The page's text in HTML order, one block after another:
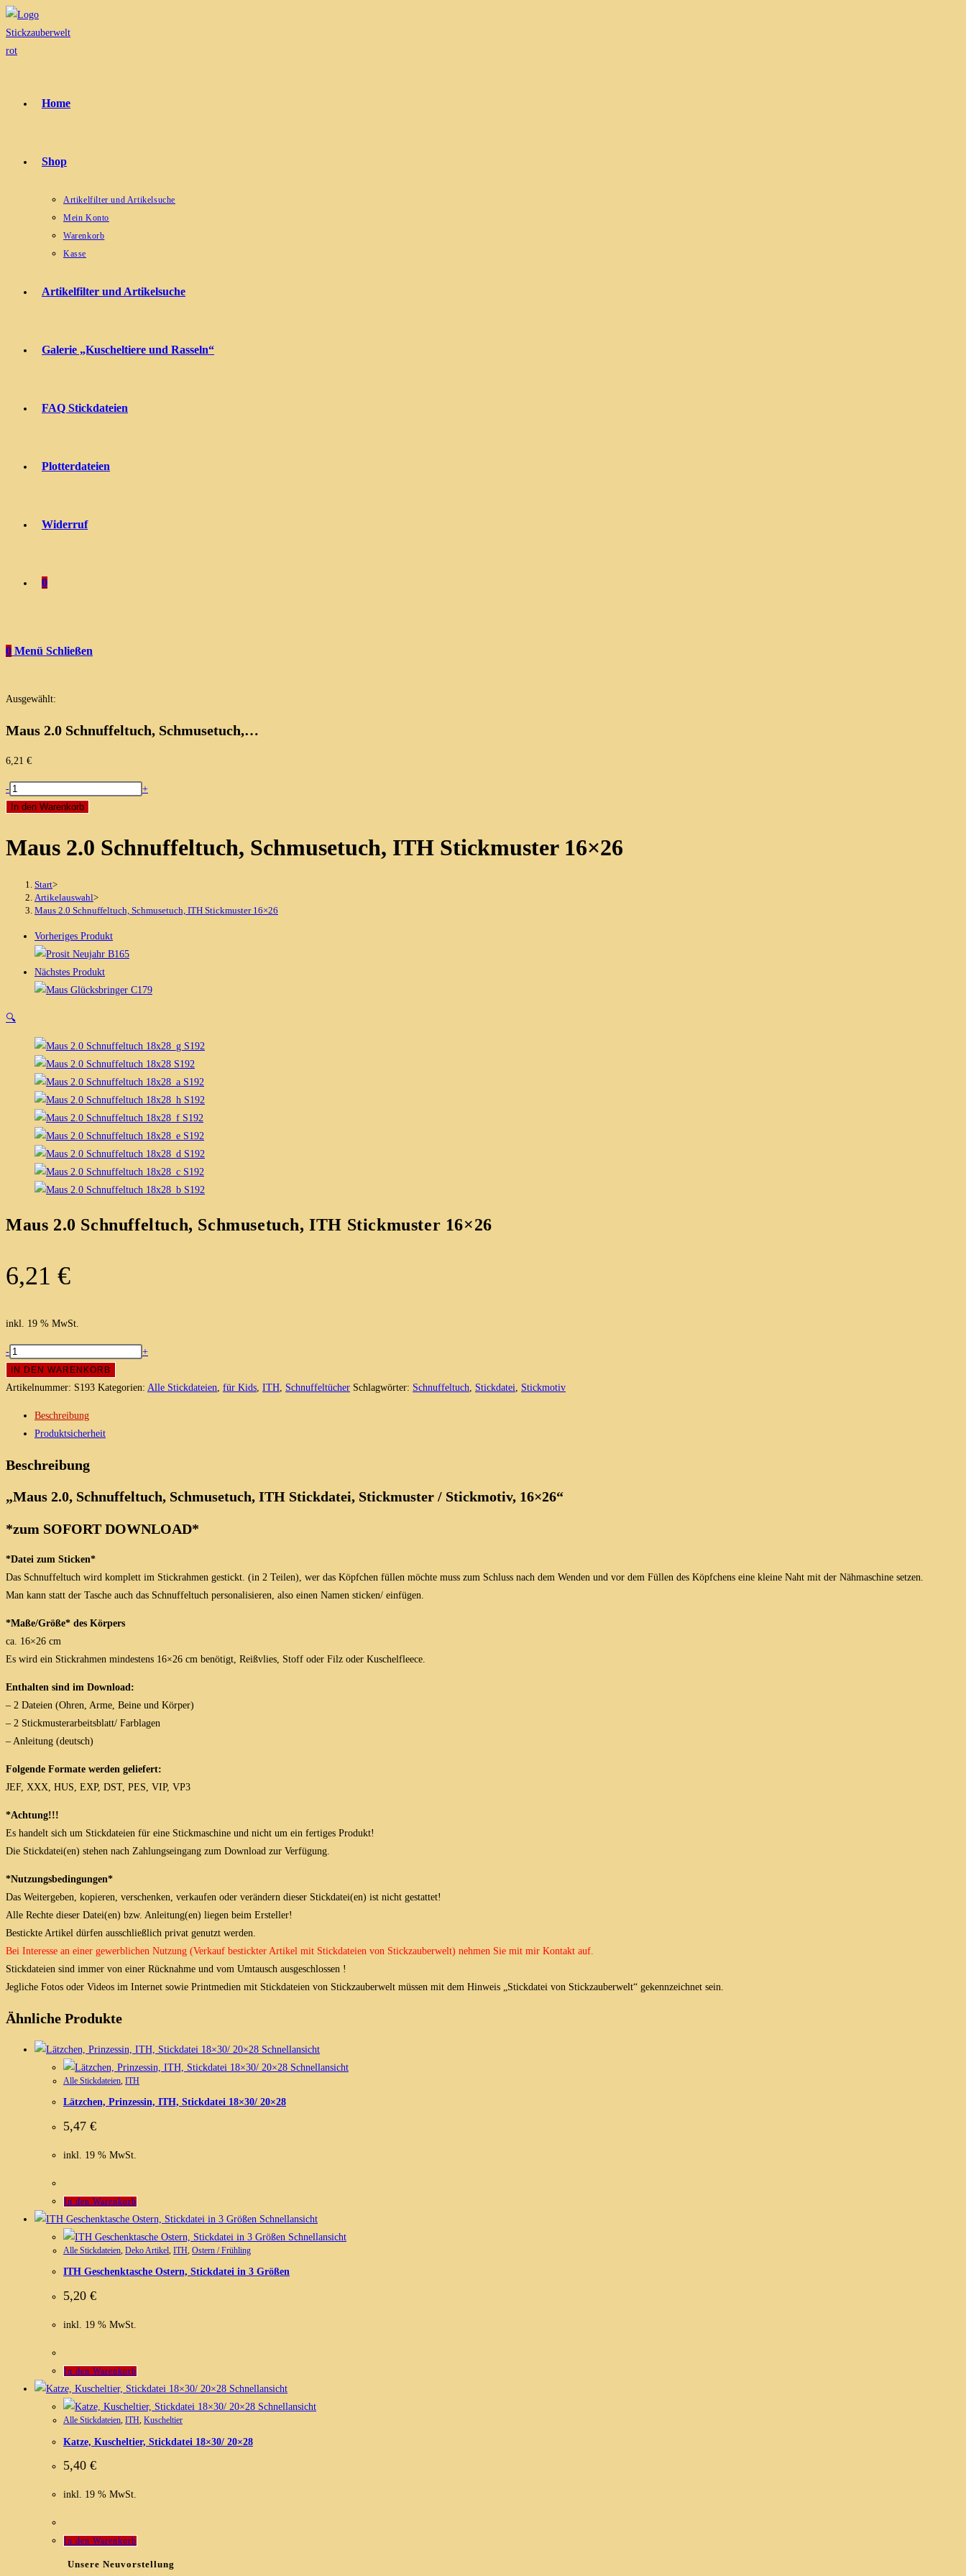
Zum
Inhalt
springen
Home
Shop
Artikelfilter und Artikelsuche
Mein Konto
Warenkorb
Kasse
Artikelfilter und Artikelsuche
Galerie „Kuscheltiere und Rasseln“
FAQ Stickdateien
Plotterdateien
Widerruf
0
0 Menü Schließen
Ausgewählt:
Maus 2.0 Schnuffeltuch, Schmusetuch,…
6,21 €
Maus
2.0
Schmusetuch,
16x26
Menge
-
+
In den Warenkorb
Maus 2.0 Schnuffeltuch, Schmusetuch, ITH Stickmuster 16×26
Start>
Artikelauswahl>
Maus 2.0 Schnuffeltuch, Schmusetuch, ITH Stickmuster 16×26
Vorheriges Produkt
Nächstes Produkt
🔍
Maus 2.0 Schnuffeltuch, Schmusetuch, ITH Stickmuster 16×26
6,21 €
inkl. 19 % MwSt.
Maus
2.0
Schnuffeltuch,
Stickmuster
16x26
- +
IN DEN WARENKORB
Artikelnummer: S193 Kategorien: Alle Stickdateien für Kids ITH Schnuffeltücher Schlagwörter: Schnuffeltuch Stickdatei Stickmotiv
Beschreibung
Produktsicherheit
Beschreibung
„Maus 2.0, Schnuffeltuch, Schmusetuch, ITH Stickdatei, Stickmuster / Stickmotiv, 16×26“
*zum SOFORT DOWNLOAD*
*Datei zum Sticken*
Das Schnuffeltuch wird komplett im Stickrahmen gestickt. (in 2 Teilen), wer das Köpfchen füllen möchte muss zum Schluss nach dem Wenden und vor dem Füllen des Köpfchens eine kleine Naht mit der Nähmaschine setzen.
Man kann statt der Tasche auch das Schnuffeltuch personalisieren, also einen Namen sticken/ einfügen.
*Maße/Größe* des Körpers
ca. 16×26 cm
Es wird ein Stickrahmen mindestens 16×26 cm benötigt, Reißvlies, Stoff oder Filz oder Kuschelfleece.
Enthalten sind im Download:
– 2 Dateien (Ohren, Arme, Beine und Körper)
– 2 Stickmusterarbeitsblatt/ Farblagen
– Anleitung (deutsch)
Folgende Formate werden geliefert:
JEF, XXX, HUS, EXP, DST, PES, VIP, VP3
*Achtung!!!
Es handelt sich um Stickdateien für eine Stickmaschine und nicht um ein fertiges Produkt!
Die Stickdatei(en) stehen nach Zahlungseingang zum Download zur Verfügung.
*Nutzungsbedingungen*
Das Weitergeben, kopieren, verschenken, verkaufen oder verändern dieser Stickdatei(en) ist nicht gestattet!
Alle Rechte dieser Datei(en) bzw. Anleitung(en) liegen beim Ersteller!
Bestickte Artikel dürfen ausschließlich privat genutzt werden.
Bei Interesse an einer gewerblichen Nutzung (Verkauf bestickter Artikel mit Stickdateien von Stickzauberwelt) nehmen Sie mit mir Kontakt auf.
Stickdateien sind immer von einer Rücknahme und vom Umtausch ausgeschlossen !
Jegliche Fotos oder Videos im Internet sowie Printmedien mit Stickdateien von Stickzauberwelt müssen mit dem Hinweis „Stickdatei von Stickzauberwelt“ gekennzeichnet sein.
Ähnliche Produkte
Schnellansicht
Schnellansicht
Alle Stickdateien ITH
Lätzchen, Prinzessin, ITH, Stickdatei 18×30/ 20×28
5,47 €
inkl. 19 % MwSt.
In den Warenkorb
Schnellansicht
Schnellansicht
Alle Stickdateien Deko Artikel ITH Ostern / Frühling
ITH Geschenktasche Ostern, Stickdatei in 3 Größen
5,20 €
inkl. 19 % MwSt.
In den Warenkorb
Schnellansicht
Schnellansicht
Alle Stickdateien, ITH, Kuscheltier
Katze, Kuscheltier, Stickdatei 18×30/ 20×28
5,40 €
inkl. 19 % MwSt.
In den Warenkorb
Unsere Neuvorstellung